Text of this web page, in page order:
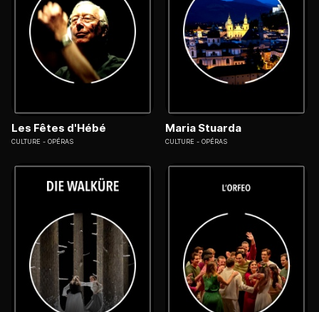
Les Fêtes d'Hébé
CULTURE OPÉRAS
Maria Stuarda
CULTURE OPÉRAS